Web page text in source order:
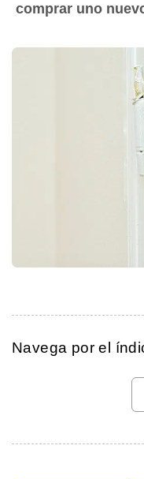
comprar uno
Navega por el